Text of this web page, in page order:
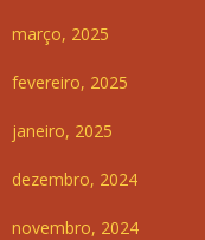
março, 2025
fevereiro, 2025
janeiro, 2025
dezembro, 2024
novembro, 2024